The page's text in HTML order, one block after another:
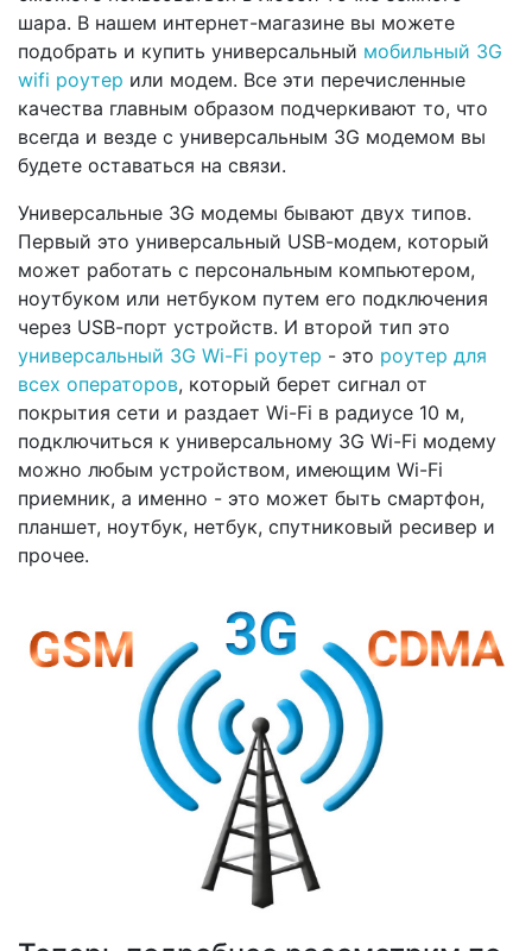
шара. В нашем интернет-магазине вы можете
подобрать и купить универсальный мобильный 3G
wifi роутер или модем. Все эти перечисленные
качества главным образом подчеркивают то, что
всегда и везде с универсальным 3G модемом вы
будете оставаться на связи.
Универсальные 3G модемы бывают двух типов.
Первый это универсальный USB-модем, который
может работать с персональным компьютером,
ноутбуком или нетбуком путем его подключения
через USB-порт устройств. И второй тип это
универсальный 3G Wi-Fi роутер - это роутер для
всех операторов, который берет сигнал от
покрытия сети и раздает Wi-Fi в радиусе 10 м,
подключиться к универсальному 3G Wi-Fi модему
можно любым устройством, имеющим Wi-Fi
приемник, а именно - это может быть смартфон,
планшет, ноутбук, нетбук, спутниковый ресивер и
прочее.